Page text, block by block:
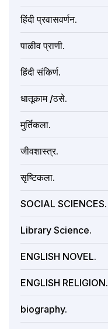
हिंदी प्रवासवर्णन.
पाळीव प्राणी.
हिंदी संकिर्ण.
धातूकाम /ठसे.
मुर्तिकला.
जीवशास्त्र.
सृष्टिकला.
SOCIAL SCIENCES.
Library Science.
ENGLISH NOVEL.
ENGLISH RELIGION.
biography.